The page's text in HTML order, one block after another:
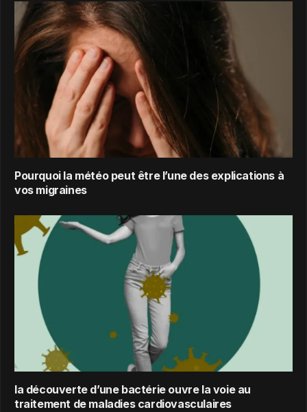
Pourquoi la météo peut être l’une des explications à
vos migraines
la découverte d’une bactérie ouvre la voie au
traitement de maladies cardiovasculaires